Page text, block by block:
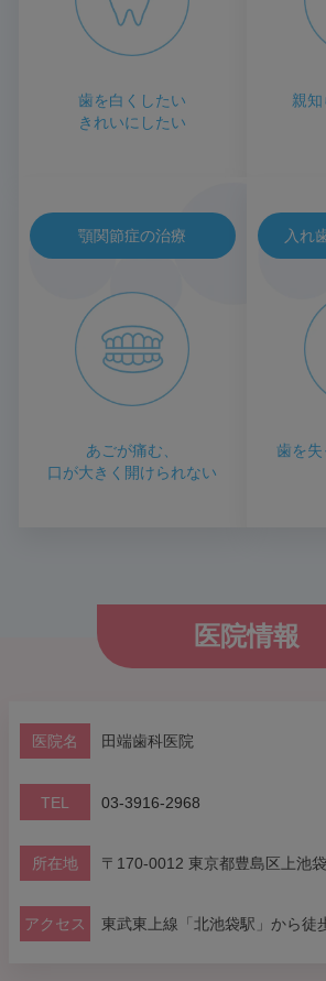
歯を白くしたい
きれいにしたい
親
顎関節症の治療
あごが痛む、
口が大きく開けられない
入れ
歯を失
医院情報
医院名 田端歯科医院
TEL 03-3916-2968
所在地 〒170-0012 東京都豊島区上池
アクセス 東武東上線「北池袋駅」から徒